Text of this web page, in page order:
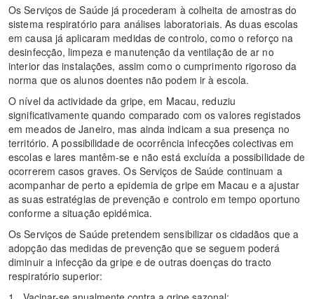
Os Serviços de Saúde já procederam à colheita de amostras do
sistema respiratório para análises laboratoriais. As duas escolas
em causa já aplicaram medidas de controlo, como o reforço na
desinfecção, limpeza e manutenção da ventilação de ar no
interior das instalações, assim como o cumprimento rigoroso da
norma que os alunos doentes não podem ir à escola.
O nível da actividade da gripe, em Macau, reduziu
significativamente quando comparado com os valores registados
em meados de Janeiro, mas ainda indicam a sua presença no
território. A possibilidade de ocorrência infecções colectivas em
escolas e lares mantêm-se e não está excluída a possibilidade de
ocorrerem casos graves. Os Serviços de Saúde continuam a
acompanhar de perto a epidemia de gripe em Macau e a ajustar
as suas estratégias de prevenção e controlo em tempo oportuno
conforme a situação epidémica.
Os Serviços de Saúde pretendem sensibilizar os cidadãos que a
adopção das medidas de prevenção que se seguem poderá
diminuir a infecção da gripe e de outras doenças do tracto
respiratório superior: